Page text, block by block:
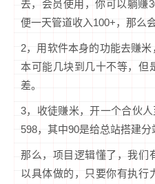
去，会员使用，你可以躺赚
便一天管道收入100+，那么
2，用软件本身的功能去赚
本可能几块到几十不等，但
差。
3，收徒赚米，开一个合伙
598，其中90是给总站搭建分
那么，项目逻辑懂了，我们
以具体做的，只要你有执行